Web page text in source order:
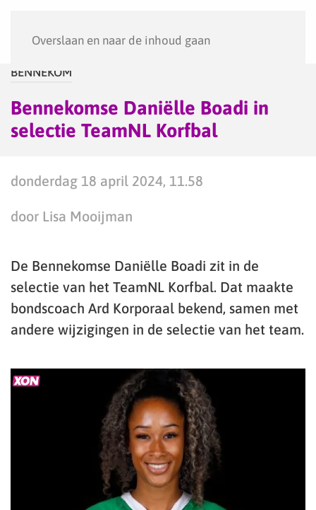
Overslaan en naar de inhoud gaan
BENNEKOM
Bennekomse Daniëlle Boadi in
selectie TeamNL Korfbal
donderdag 18 april 2024, 11.58
door Lisa Mooijman
De Bennekomse Daniëlle Boadi zit in de
selectie van het TeamNL Korfbal. Dat maakte
bondscoach Ard Korporaal bekend, samen met
andere wijzigingen in de selectie van het team.